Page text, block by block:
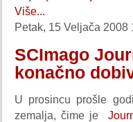
Više...
Petak, 15 Veljača 2008
SCImago
konačno
U prosincu prošle
zemalja, čime je